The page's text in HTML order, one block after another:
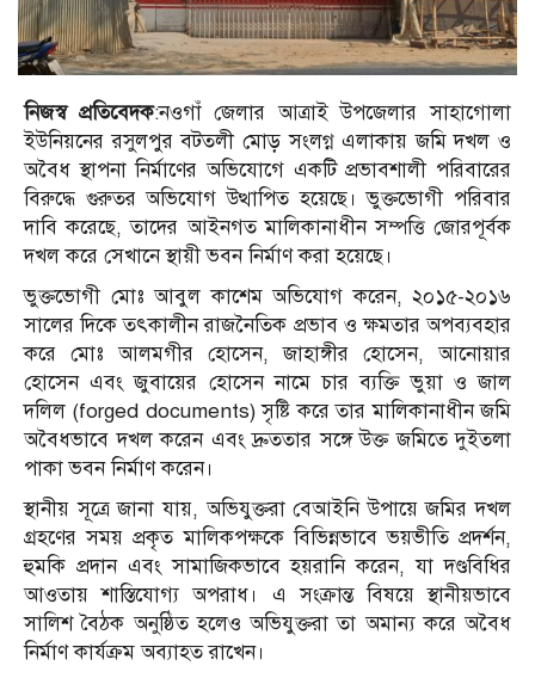
নিজস্ব প্রতিবেদক:নওগাঁ জেলার আত্রাই উপজেলার সাহাগোলা
ইউনিয়নের রসুলপুর বটতলী মোড় সংলগ্ন এলাকায় জমি দখল ও
অবৈধ স্থাপনা নির্মাণের অভিযোগে একটি প্রভাবশালী পরিবারের
বিরুদ্ধে গুরুতর অভিযোগ উত্থাপিত হয়েছে। ভুক্তভোগী পরিবার
দাবি করেছে, তাদের আইনগত মালিকানাধীন সম্পত্তি জোরপূর্বক
দখল করে সেখানে স্থায়ী ভবন নির্মাণ করা হয়েছে।
ভুক্তভোগী মোঃ আবুল কাশেম অভিযোগ করেন, ২০১৫-২০১৬
সালের দিকে তৎকালীন রাজনৈতিক প্রভাব ও ক্ষমতার অপব্যবহার
করে মোঃ আলমগীর হোসেন, জাহাঙ্গীর হোসেন, আনোয়ার
হোসেন এবং জুবায়ের হোসেন নামে চার ব্যক্তি ভুয়া ও জাল
দলিল (forged documents) সৃষ্টি করে তার মালিকানাধীন জমি
অবৈধভাবে দখল করেন এবং দ্রুততার সঙ্গে উক্ত জমিতে দুইতলা
পাকা ভবন নির্মাণ করেন।
স্থানীয় সূত্রে জানা যায়, অভিযুক্তরা বেআইনি উপায়ে জমির দখল
গ্রহণের সময় প্রকৃত মালিকপক্ষকে বিভিন্নভাবে ভয়ভীতি প্রদর্শন,
হুমকি প্রদান এবং সামাজিকভাবে হয়রানি করেন, যা দণ্ডবিধির
আওতায় শাস্তিযোগ্য অপরাধ। এ সংক্রান্ত বিষয়ে স্থানীয়ভাবে
সালিশ বৈঠক অনুষ্ঠিত হলেও অভিযুক্তরা তা অমান্য করে অবৈধ
নির্মাণ কার্যক্রম অব্যাহত রাখেন।